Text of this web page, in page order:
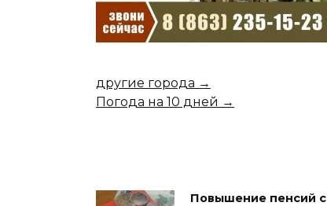
другие города →
Погода на 10 дней →
Повышение пенсий с